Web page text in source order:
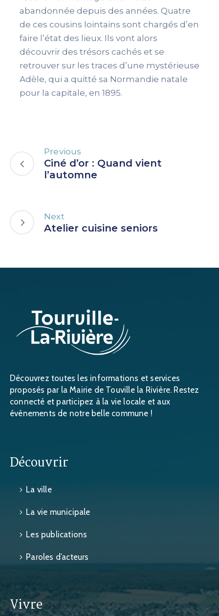
abandonnée depuis des années. Quatre
de ces cousins lointains sont chargés d’en
faire l’état des lieux. Ils vont alors
découvrir des trésors cachés et se
retrouver sur les traces d’une mystérieuse
Adèle, qui a quitté sa Normandie natale
pour la capitale, en 1895.
Previous
Ciné d’or : Quand vient
l’automne
Next
Atelier cuisine seniors
Découvrez toutes les informations et services
proposés par la Mairie de Touville la Rivière. Restez
connecté et participez à la vie locale et aux
évènements de notre belle commune !
Découvrir
La ville
La vie municipale
Les publications
Paroles d’acteurs
Vivre